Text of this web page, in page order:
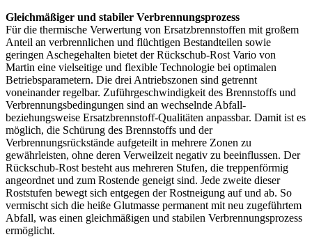
Gleichmäßiger und stabiler Verbrennungsprozess
Für die thermische Verwertung von Ersatzbrennstoffen mit großem
Anteil an verbrennlichen und flüchtigen Bestandteilen sowie
geringen Aschegehalten bietet der Rückschub-Rost Vario von
Martin eine vielseitige und flexible Technologie bei optimalen
Betriebsparametern. Die drei Antriebszonen sind getrennt
voneinander regelbar. Zuführgeschwindigkeit des Brennstoffs und
Verbrennungsbedingungen sind an wechselnde Abfall-
beziehungsweise Ersatzbrennstoff-Qualitäten anpassbar. Damit ist es
möglich, die Schürung des Brennstoffs und der
Verbrennungsrückstände aufgeteilt in mehrere Zonen zu
gewährleisten, ohne deren Verweilzeit negativ zu beeinflussen. Der
Rückschub-Rost besteht aus mehreren Stufen, die treppenförmig
angeordnet und zum Rostende geneigt sind. Jede zweite dieser
Roststufen bewegt sich entgegen der Rostneigung auf und ab. So
vermischt sich die heiße Glutmasse permanent mit neu zugeführtem
Abfall, was einen gleichmäßigen und stabilen Verbrennungsprozess
ermöglicht.